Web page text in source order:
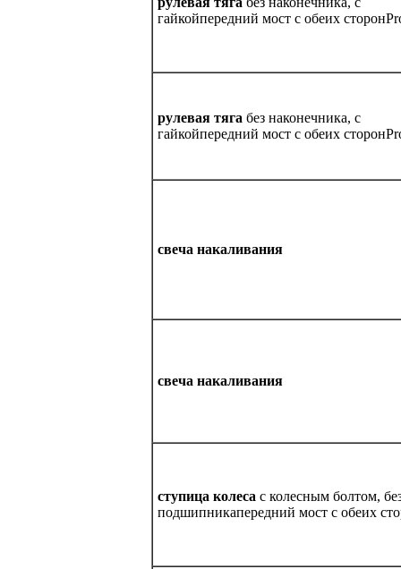
гайкойпередний мост с обеих
рулевая тягa без наконечника, с
гайкойпередний мост с обеих
свеча накаливания
свеча накаливания
ступица колеса с колесным болтом,
подшипникапередний мост с обеих